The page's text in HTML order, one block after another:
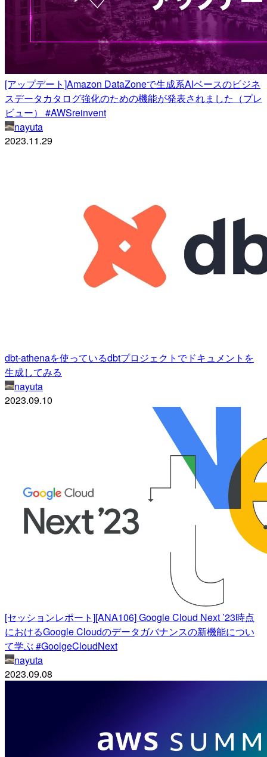
[アップデート]Amazon DataZoneで生成系AIベースのビジネ
スデータカタログ強化のための機能が発表されました（プレ
ビュー） #AWSreinvent
nayuta
2023.11.29
dbt-athenaを使っているdbtプロジェクトでドキュメントを
生成してみる
nayuta
2023.09.10
[セッションレポート][ANA106] Google Cloud Next ’23時点
におけるGoogle Cloudのデータガバナンスの新機能につい
て学ぶ #GoolgeCloudNext
nayuta
2023.09.08